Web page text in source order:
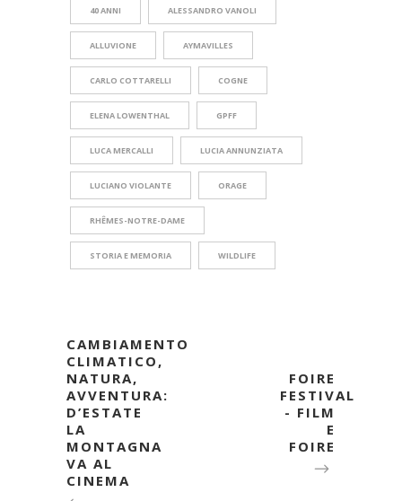
40 ANNI ALESSANDRO VANOLI
ALLUVIONE AYMAVILLES
CARLO COTTARELLI COGNE
ELENA LOWENTHAL GPFF
LUCA MERCALLI LUCIA ANNUNZIATA
LUCIANO VIOLANTE ORAGE
RHÊMES-NOTRE-DAME
STORIA E MEMORIA WILDLIFE
CAMBIAMENTO
CLIMATICO,
NATURA,
AVVENTURA:
D’ESTATE
LA
MONTAGNA
VA AL
CINEMA
FOIRE
FESTIVAL
- FILM
E
FOIRE